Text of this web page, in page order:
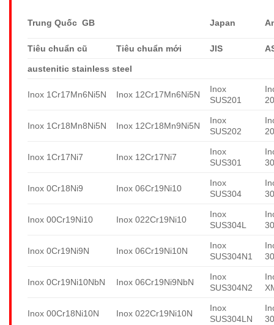
Trung Quốc GB Japan
Tiêu chuẩn cũ Tiêu chuẩn mới JIS
austenitic stainless steel
Inox 1Cr17Mn6Ni5N Inox 12Cr17Mn6Ni5N
Inox
SUS201
Inox 1Cr18Mn8Ni5N Inox 12Cr18Mn9Ni5N
Inox
SUS202
Inox 1Cr17Ni7 Inox 12Cr17Ni7
Inox
SUS301
Inox 0Cr18Ni9 Inox 06Cr19Ni10
Inox
SUS304
Inox 00Cr19Ni10 Inox 022Cr19Ni10
Inox
SUS304L
Inox 0Cr19Ni9N Inox 06Cr19Ni10N
Inox
SUS304N1
Inox 0Cr19Ni10NbN Inox 06Cr19Ni9NbN
Inox
SUS304N2
Inox 00Cr18Ni10N Inox 022Cr19Ni10N
Inox
SUS304LN